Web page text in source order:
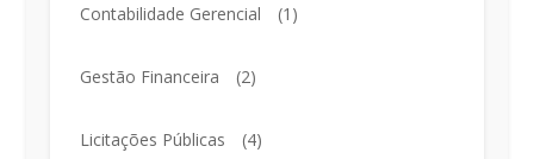
Contabilidade Gerencial (1)
Gestão Financeira (2)
Licitações Públicas (4)